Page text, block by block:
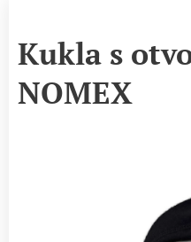
Kukla s
NOMEX